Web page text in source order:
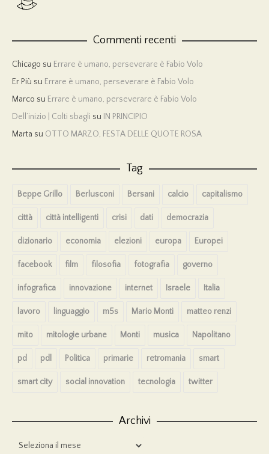
Commenti recenti
Chicago su Errare è umano, perseverare è Fabio Volo
Er Più su Errare è umano, perseverare è Fabio Volo
Marco su Errare è umano, perseverare è Fabio Volo
Dell’inizio | Colti sbagli su IN PRINCIPIO
Marta su OTTO MARZO, FESTA DELLE QUOTE ROSA
Tag
Beppe Grillo Berlusconi Bersani calcio capitalismo
città città intelligenti crisi dati democrazia
dizionario economia elezioni europa Europei
facebook film filosofia fotografia governo
infografica innovazione internet Israele Italia
lavoro linguaggio m5s Mario Monti matteo renzi
mito mitologie urbane Monti musica Napolitano
pd pdl Politica primarie retromania smart
smart city social innovation tecnologia twitter
Archivi
Archivi